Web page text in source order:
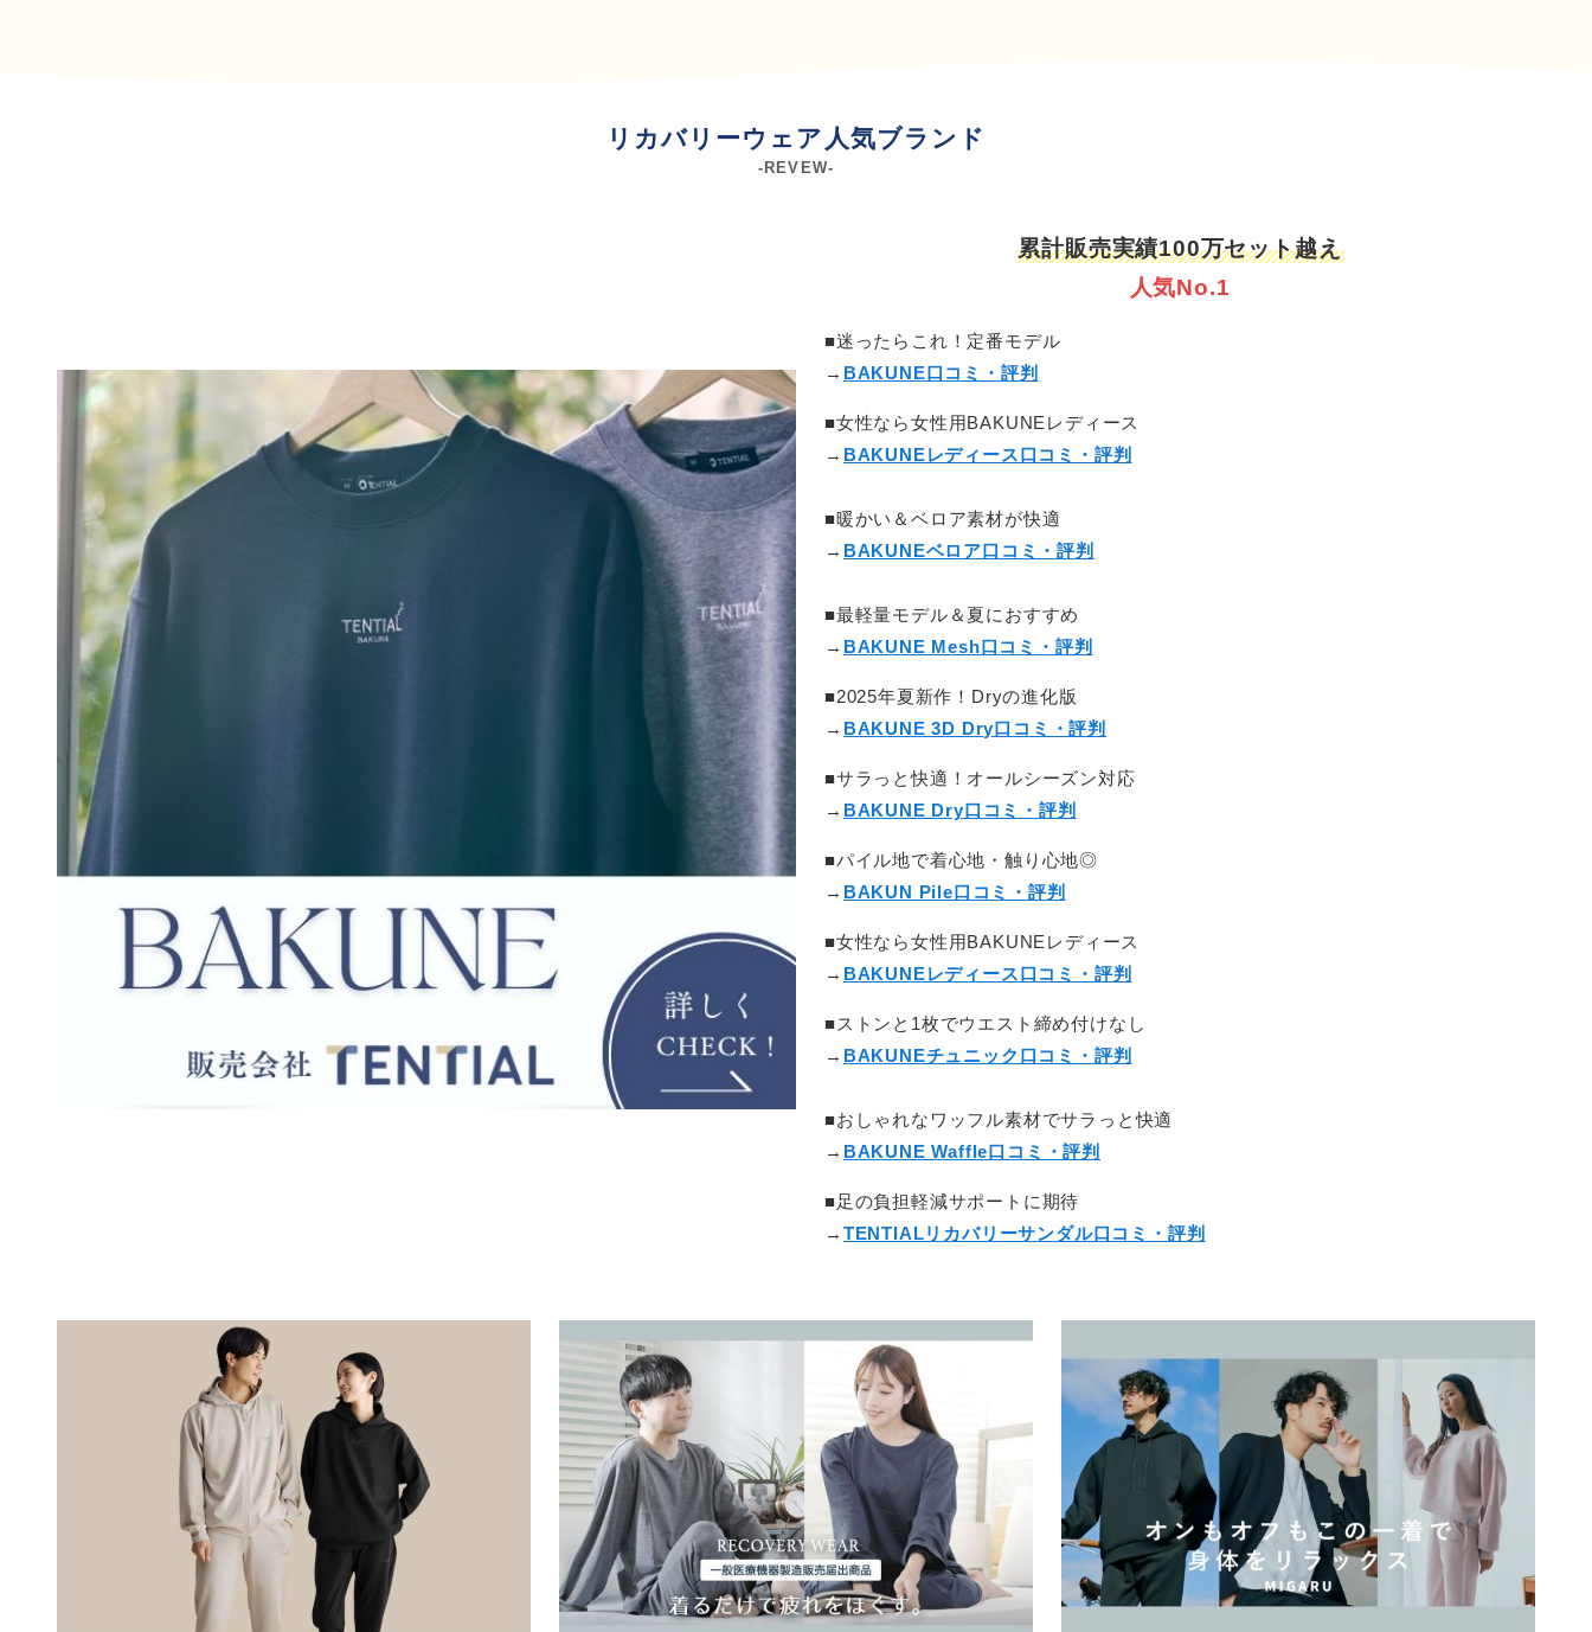
リカバリーウェア人気ブランド
-REVEW-
累計販売実績100万セット越え
人気No.1
■迷ったらこれ！定番モデル
→ BAKUNE口コミ・評判
■女性なら女性用BAKUNEレディース
→ BAKUNEレディース口コミ・評判
■暖かい＆ベロア素材が快適
→ BAKUNEベロア口コミ・評判
■最軽量モデル＆夏におすすめ
→ BAKUNE Mesh口コミ・評判
■2025年夏新作！Dryの進化版
→ BAKUNE 3D Dry口コミ・評判
■サラっと快適！オールシーズン対応
→ BAKUNE Dry口コミ・評判
■パイル地で着心地・触り心地◎
→ BAKUN Pile口コミ・評判
■女性なら女性用BAKUNEレディース
→ BAKUNEレディース口コミ・評判
■ストンと1枚でウエスト締め付けなし
→ BAKUNEチュニック口コミ・評判
■おしゃれなワッフル素材でサラっと快適
→ BAKUNE Waffle口コミ・評判
■足の負担軽減サポートに期待
→ TENTIALリカバリーサンダル口コミ・評判